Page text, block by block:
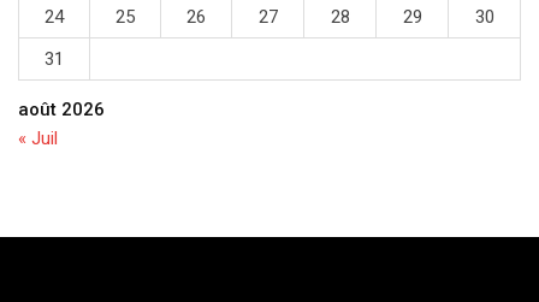
août 2026
24
25 26 27 28 29
30
31
« Juil